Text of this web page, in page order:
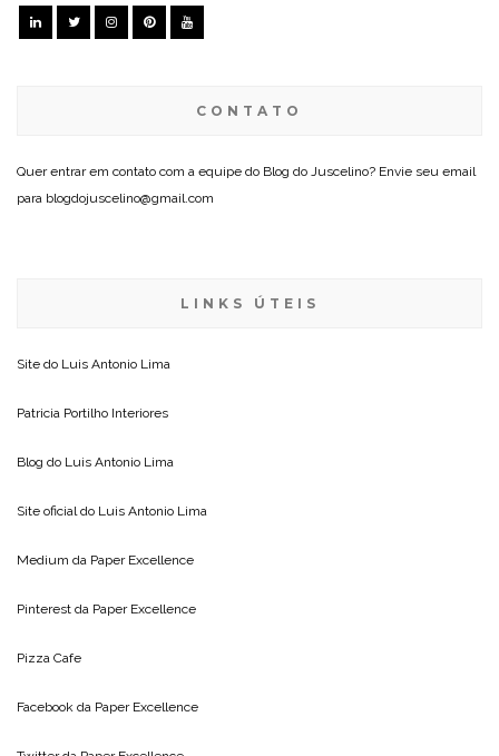
CONTATO
Quer entrar em contato com a equipe do Blog do Juscelino? Envie seu email
para blogdojuscelino@gmail.com
LINKS ÚTEIS
Site do Luis Antonio Lima
Patricia Portilho Interiores
Blog do Luis Antonio Lima
Site oficial do Luis Antonio Lima
Medium da Paper Excellence
Pinterest da Paper Excellence
Pizza Cafe
Facebook da Paper Excellence